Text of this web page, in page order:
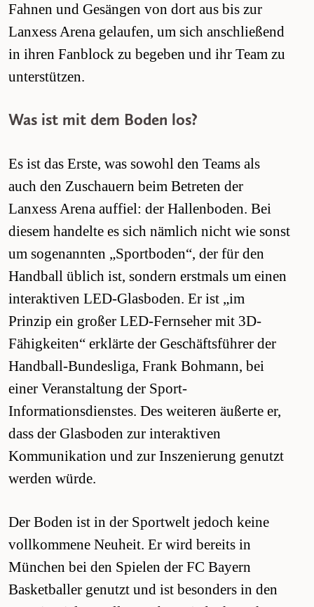
Fahnen und Gesängen von dort aus bis zur
Lanxess Arena gelaufen, um sich anschließend
in ihren Fanblock zu begeben und ihr Team zu
unterstützen.
Was ist mit dem Boden los?
Es ist das Erste, was sowohl den Teams als
auch den Zuschauern beim Betreten der
Lanxess Arena auffiel: der Hallenboden. Bei
diesem handelte es sich nämlich nicht wie sonst
um sogenannten „Sportboden“, der für den
Handball üblich ist, sondern erstmals um einen
interaktiven LED-Glasboden. Er ist „im
Prinzip ein großer LED-Fernseher mit 3D-
Fähigkeiten“ erklärte der Geschäftsführer der
Handball-Bundesliga, Frank Bohmann, bei
einer Veranstaltung der Sport-
Informationsdienstes. Des weiteren äußerte er,
dass der Glasboden zur interaktiven
Kommunikation und zur Inszenierung genutzt
werden würde.
Der Boden ist in der Sportwelt jedoch keine
vollkommene Neuheit. Er wird bereits in
München bei den Spielen der FC Bayern
Basketballer genutzt und ist besonders in den